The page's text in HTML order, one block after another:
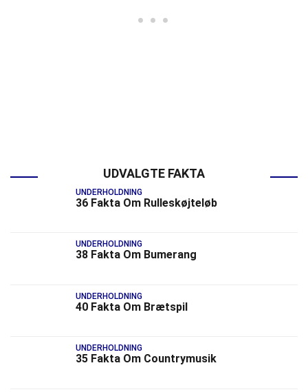
UDVALGTE FAKTA
UNDERHOLDNING
36 Fakta Om Rulleskøjteløb
UNDERHOLDNING
38 Fakta Om Bumerang
UNDERHOLDNING
40 Fakta Om Brætspil
UNDERHOLDNING
35 Fakta Om Countrymusik